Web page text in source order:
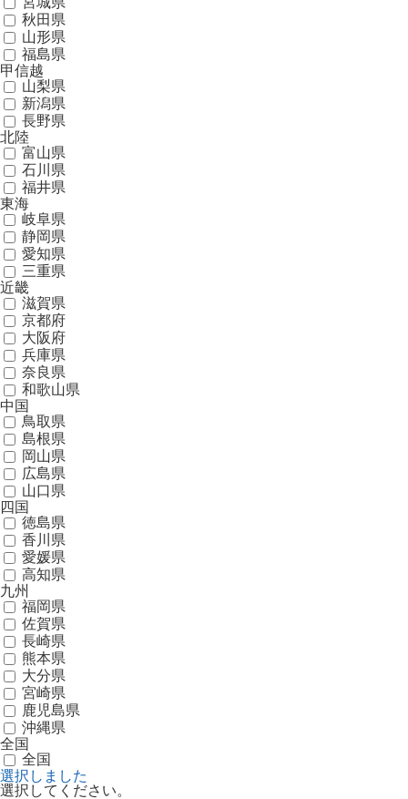
秋田県
山形県
福島県
甲信越
山梨県
新潟県
長野県
北陸
富山県
石川県
福井県
東海
岐阜県
静岡県
愛知県
三重県
近畿
滋賀県
京都府
大阪府
兵庫県
奈良県
和歌山県
中国
鳥取県
島根県
岡山県
広島県
山口県
四国
徳島県
香川県
愛媛県
高知県
九州
福岡県
佐賀県
長崎県
熊本県
大分県
宮崎県
鹿児島県
沖縄県
全国
全国
選択しました
選択してください。